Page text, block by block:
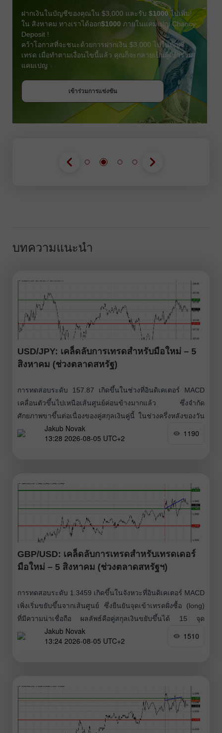
ฝากเงินในบัญชีของคุณใน $3,000 และรับ $1000ไปเพิ่ม!
ใน สิงหาคม ทางเราได้ออก$1000 ภายในแคมเปญ Chancy
Deposit !
คว้าโอกาสที่จะชนะด้วยการฝากเงิน $3,000 ไปในบัญชี
เทรด เมื่อทำตามเงื่อนไขนี้แล้ว คุณก็จะกลายเป็นผู้เข้าร่วม
แคมเปญ
เข้าร่วมการแข่งขัน
บทความแนะนำ
USD/JPY: เคล็ดลับการเทรดสำหรับมือใหม่ – 5
สิงหาคม (ช่วงตลาดสหรัฐ)
การทดสอบระดับ 157.87 เกิดขึ้นในช่วงที่อินดิเคเตอร์ MACD
เคลื่อนตัวขึ้นไปเหนือเส้นศูนย์ค่อนข้างมากแล้ว ซึ่งจำกัด
ศักยภาพขาขึ้นต่อเนื่องของคู่สกุลเงินคู่นี้ ในช่วงครึ่งหลังของวัน
ผู้เล่นในตลาดจะจับตาชุดข้อมูลเศรษฐกิจสหรัฐฯ ชุดสำคัญ
ได้แก่ ISM Services PMI, Composite
Jakub Novak
13:28 2026-08-05 UTC+2
1190
GBP/USD: เคล็ดลับการเทรดสำหรับเทรดเดอร์
มือใหม่ – 5 สิงหาคม (ช่วงตลาดสหรัฐฯ)
การทดสอบระดับ 1.3459 เกิดขึ้นในจังหวะที่อินดิเคเตอร์ MACD
เพิ่งเริ่มขยับขึ้นจากเส้นศูนย์ ซึ่งยืนยันจุดเข้าเทรดฝั่งซื้อ (long)
ที่มีความน่าเชื่อถือ ผลลัพธ์คือคู่สกุลเงินขยับขึ้นได้ 15 จุด
รายงานกิจกรรมทางธุรกิจของสหราชอาณาจักรประจำเดือน
กรกฎาคมออกมาแข็งแกร่งอย่างชัดเจน ช่วยหนุนค่าเงินปอนด์
Jakub Novak
13:24 2026-08-05 UTC+2
1510